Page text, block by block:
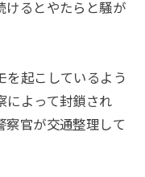
けるとやたらと騒が
を起こしているよう
によって封鎖され
察官が交通整理して